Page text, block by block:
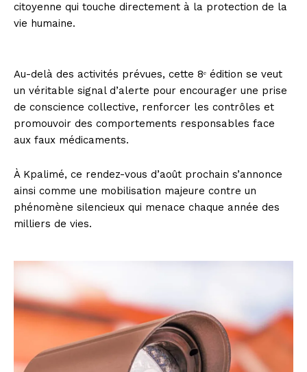
citoyenne qui touche directement à la protection de la
vie humaine.
Au-delà des activités prévues, cette 8ᵉ édition se veut
un véritable signal d’alerte pour encourager une prise
de conscience collective, renforcer les contrôles et
promouvoir des comportements responsables face
aux faux médicaments.
À Kpalimé, ce rendez-vous d’août prochain s’annonce
ainsi comme une mobilisation majeure contre un
phénomène silencieux qui menace chaque année des
milliers de vies.